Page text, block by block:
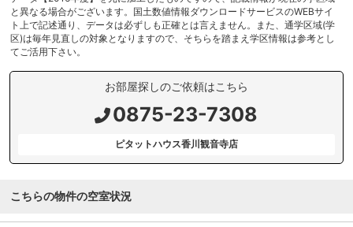
と異なる場合がございます。国土数値情報ダウンロードサービスのWEBサイ
ト上で記述通り、データは必ずしも正確とは言えません。また、通学区域(学
区)は毎年見直しの対象となりますので、そちらを踏まえ学区情報は参考とし
てご活用下さい。
お部屋探しのご依頼はこちら
0875-23-7308
ピタットハウス香川観音寺店
こちらの物件の空室状況